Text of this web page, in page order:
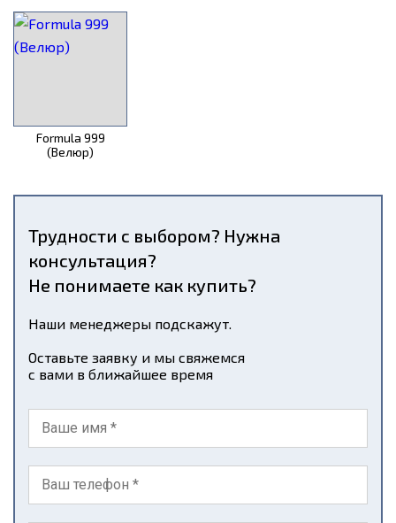
Formula 999
(Велюр)
Трудности с выбором? Нужна
консультация?
Не понимаете как купить?
Наши менеджеры подскажут.
Оставьте заявку и мы свяжемся
с вами в ближайшее время